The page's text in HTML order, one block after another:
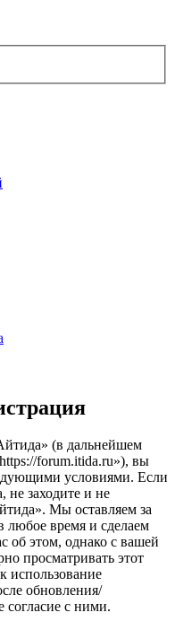
(в дальнейшем
forum.itida.ru»), вы
условиями. Если
не заходите и не
Мы оставляем за
любое время и сделаем
об этом, однако с вашей
просматривать этот
использование
обновления/
согласие с ними.